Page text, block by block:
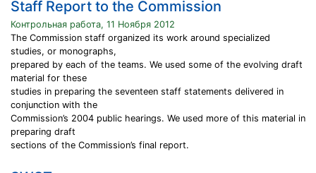
Staff Report to the Commission
Контрольная работа, 11 Ноября 2012
The Commission staff organized its work around specialized
studies, or monographs,
prepared by each of the teams. We used some of the evolving draft
material for these
studies in preparing the seventeen staff statements delivered in
conjunction with the
Commission’s 2004 public hearings. We used more of this material in
preparing draft
sections of the Commission’s final report.